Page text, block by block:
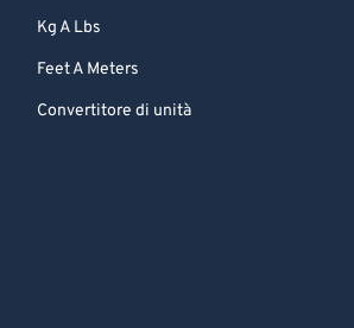
Kg A Lbs
Feet A Meters
Convertitore di unità